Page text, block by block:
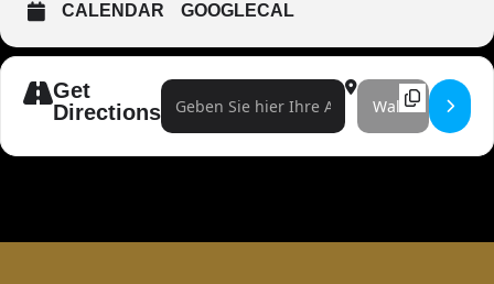
CALENDAR GOOGLECAL
Get
Directions
Address - Magic Monday Frankfurt []Destination